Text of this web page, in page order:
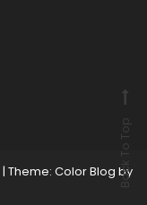
| Theme: Color Blog by
Back To Top